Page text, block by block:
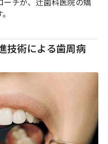
技術による歯周病